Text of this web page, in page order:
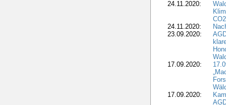
24.11.2020:
24.11.2020:
23.09.2020:
17.09.2020:
17.09.2020: